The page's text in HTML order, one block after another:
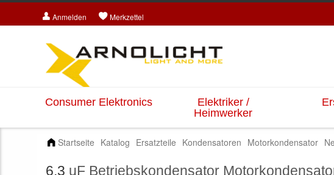
Anmelden Merkzettel
Consumer Elektronics
Elektriker /
Heimwerker
Startseite Katalog Ersatzteile Kondensatoren Motorkondensator
6.3 uF Betriebskondensator